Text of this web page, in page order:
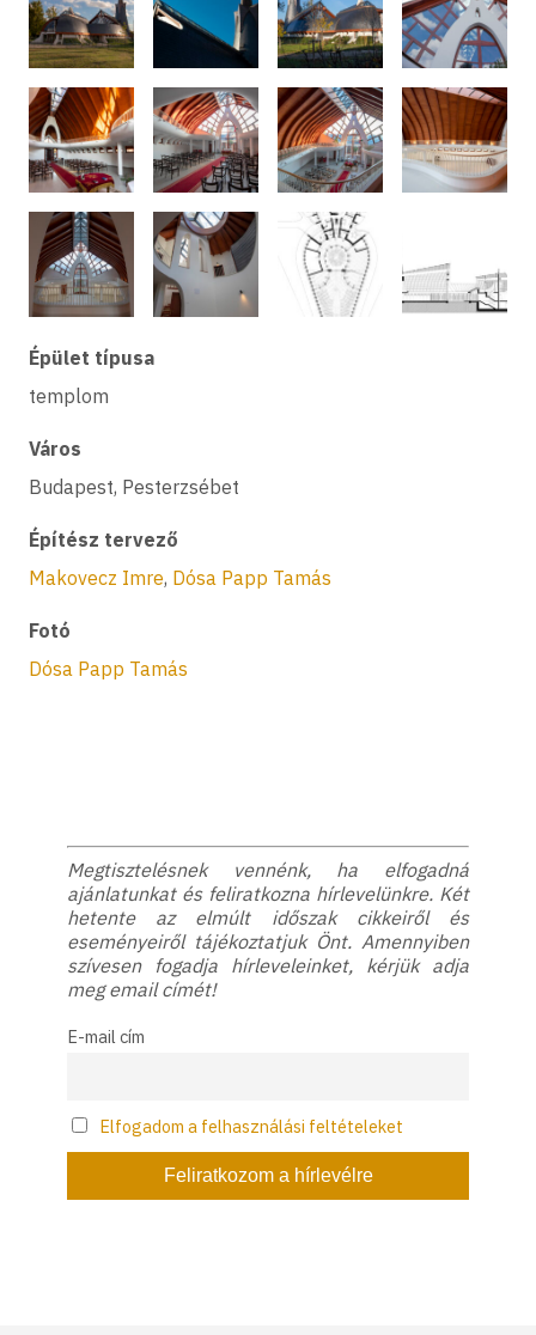
Épület típusa
templom
Város
Budapest, Pesterzsébet
Építész tervező
Makovecz Imre, Dósa Papp Tamás
Fotó
Dósa Papp Tamás
Megtisztelésnek vennénk, ha elfogadná
ajánlatunkat és feliratkozna hírlevelünkre. Két
hetente az elmúlt időszak cikkeiről és
eseményeiről tájékoztatjuk Önt. Amennyiben
szívesen fogadja hírleveleinket, kérjük adja
meg email címét!
E-mail cím
Elfogadom a felhasználási feltételeket